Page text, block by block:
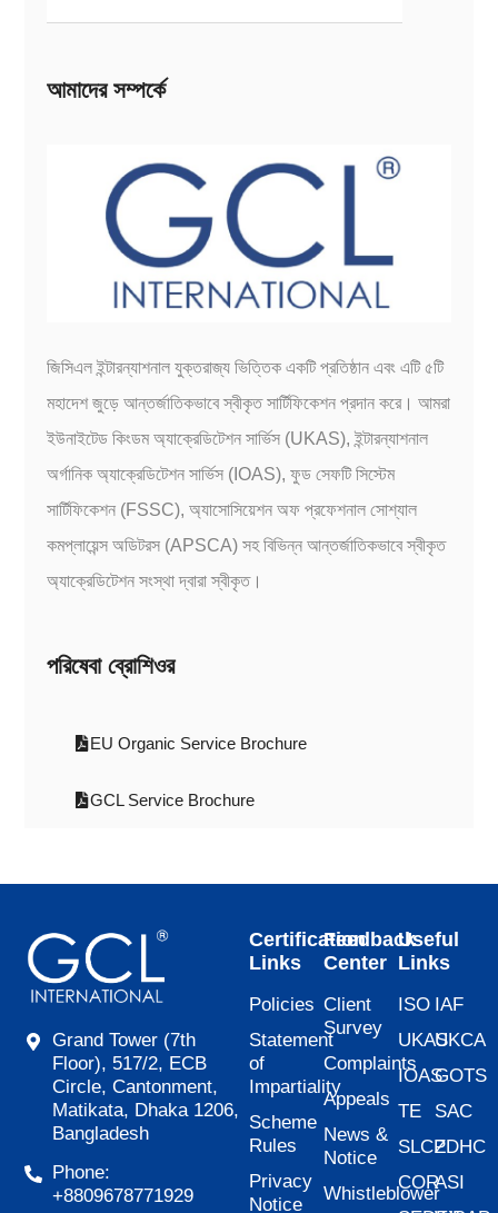
আমাদের সম্পর্কে
জিসিএল ইন্টারন্যাশনাল যুক্তরাজ্য ভিত্তিক একটি প্রতিষ্ঠান এবং এটি ৫টি
মহাদেশ জুড়ে আন্তর্জাতিকভাবে স্বীকৃত সার্টিফিকেশন প্রদান করে। আমরা
ইউনাইটেড কিংডম অ্যাক্রেডিটেশন সার্ভিস (UKAS), ইন্টারন্যাশনাল
অর্গানিক অ্যাক্রেডিটেশন সার্ভিস (IOAS), ফুড সেফটি সিস্টেম
সার্টিফিকেশন (FSSC), অ্যাসোসিয়েশন অফ প্রফেশনাল সোশ্যাল
কমপ্লায়েন্স অডিটরস (APSCA) সহ বিভিন্ন আন্তর্জাতিকভাবে স্বীকৃত
অ্যাক্রেডিটেশন সংস্থা দ্বারা স্বীকৃত।
পরিষেবা ব্রোশিওর
EU Organic Service Brochure
GCL Service Brochure
Grand Tower (7th
Floor), 517/2, ECB
Circle, Cantonment,
Matikata, Dhaka 1206,
Bangladesh
Phone:
+8809678771929
Certification
Links
Policies
Statement
of
Impartiality
Scheme
Rules
Privacy
Notice
Feedback
Center
Client
Survey
Complaints
Appeals
News &
Notice
Whistleblower
Useful
Links
ISO
UKAS
IOAS
TE
SLCP
COR
IAF
UKCA
GOTS
SAC
ZDHC
ASI